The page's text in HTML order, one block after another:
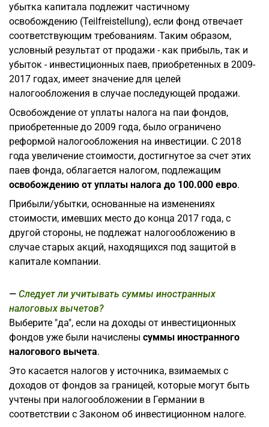
убытка капитала подлежит частичному
освобождению (Teilfreistellung), если фонд отвечает
соответствующим требованиям. Таким образом,
условный результат от продажи - как прибыль, так и
убыток - инвестиционных паев, приобретенных в 2009-
2017 годах, имеет значение для целей
налогообложения в случае последующей продажи.
Освобождение от уплаты налога на паи фондов,
приобретенные до 2009 года, было ограничено
реформой налогообложения на инвестиции. С 2018
года увеличение стоимости, достигнутое за счет этих
паев фонда, облагается налогом, подлежащим
освобождению от уплаты налога до 100.000 евро.
Прибыли/убытки, основанные на изменениях
стоимости, имевших место до конца 2017 года, с
другой стороны, не подлежат налогообложению в
случае старых акций, находящихся под защитой в
капитале компании.
Следует ли учитывать суммы иностранных
налоговых вычетов?
Выберите "да", если на доходы от инвестиционных
фондов уже были начислены суммы иностранного
налогового вычета.
Это касается налогов у источника, взимаемых с
доходов от фондов за границей, которые могут быть
учтены при налогообложении в Германии в
соответствии с Законом об инвестиционном налоге.